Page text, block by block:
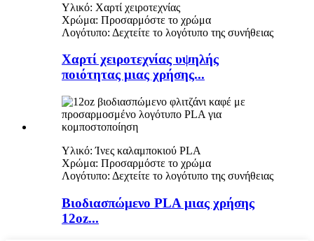
Υλικό: Χαρτί χειροτεχνίας
Χρώμα: Προσαρμόστε το χρώμα
Λογότυπο: Δεχτείτε το λογότυπο της συνήθειας
Χαρτί χειροτεχνίας υψηλής
ποιότητας μιας χρήσης...
Υλικό: Ίνες καλαμποκιού PLA
Χρώμα: Προσαρμόστε το χρώμα
Λογότυπο: Δεχτείτε το λογότυπο της συνήθειας
Βιοδιασπώμενο PLA μιας χρήσης
12oz...